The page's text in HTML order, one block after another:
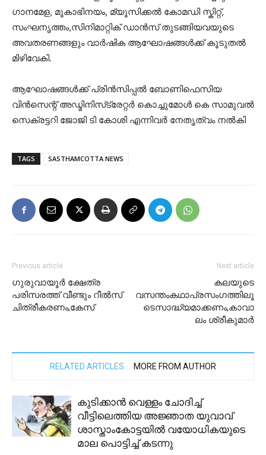
ഗാനമേള, മൂകാഭിനയം, മ്യൂസിക്കൽ കോമഡി സ്കിറ്റ്,
സംഘനൃത്തം,സിനിമാറ്റിക് ഡാൻസ് തുടങ്ങിയവയുടെ
അവതരണങ്ങളും വാർഷിക ആഘോഷങ്ങൾക്ക് കൂടുതൽ
മിഴിവേകി.
ആഘോഷങ്ങൾക്ക് പ്രിൻസിപ്പൽ ബോണിഫെസിയ
വിൻസെന്റ് അഡ്മിനിസ്‌ട്രേറ്റർ കൊച്ചുമോൾ കെ സാമുവൽ
സെക്രട്ടറി ജോജി ടി കോശി എന്നിവർ നേതൃത്വം നൽകി
TAGS SASTHAMCOTTA NEWS
Previous article
ഗുരുവായൂർ ക്ഷേത്ര
പരിസരത്ത് വീണ്ടും റീൽസ്
ചിത്രീകരണം,കേസ്
Next article
കലയുടെ
വസന്തംകഥാപ്രസംഗത്തിലൂ
ടെസാദ്ധ്യമാക്കണം,കാവാ
ലം ശ്രീകുമാർ
RELATED ARTICLES MORE FROM AUTHOR
കുടിക്കാൻ വെള്ളം ചോദിച്ച്
വീട്ടിലെത്തിയ അജ്ഞാത യുവാവ്
ശാസ്താംകോട്ടയില്‍ വയോധികയുടെ
മാല പൊട്ടിച്ച് കടന്നു